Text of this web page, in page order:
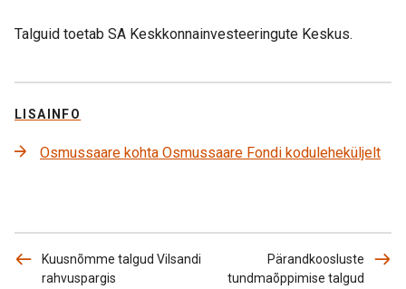
Talguid toetab SA Keskkonnainvesteeringute Keskus.
LISAINFO
Osmussaare kohta Osmussaare Fondi koduleheküljelt
Kuusnõmme talgud Vilsandi
rahvuspargis
Pärandkoosluste
tundmaõppimise talgud